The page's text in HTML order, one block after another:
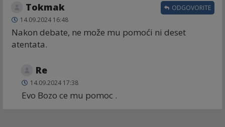
Tokmak
14.09.2024 16:48
Nakon debate, ne može mu pomoći ni deset
atentata.
ODGOVORITE
Re
14.09.2024 17:38
Evo Bozo ce mu pomoc .